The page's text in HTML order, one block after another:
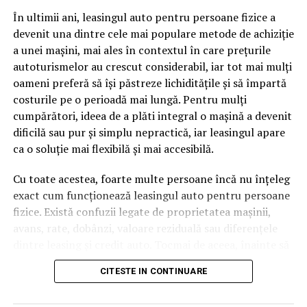
cuvinte tematice, scrise exact în limbajul în care se
caută.
Apoi vine partea de comportament. O pagină pe care
vizitatorii stau zece, cincisprezece minute ca să
urmărească replay-ul trimite un semnal greu de ignorat.
Google nu îți măsoară direct satisfacția, însă timpul
petrecut, scrollul și revenirile spun ceva despre cât de
util e materialul.
Și mai e ceva ce se uită ușor. Un webinar reușit atrage
linkuri aproape de la sine. Cineva îl menționează într-un
newsletter, altcineva îl citează într-un articol, un
partener îl trimite în comunitatea lui. Fiecare astfel de
tău, iar autoritatea e moneda forte în SEO.
În ultimii ani, leasingul auto pentru persoane fizice a
devenit una dintre cele mai populare metode de achiziție
a unei mașini, mai ales în contextul în care prețurile
autoturismelor au crescut considerabil, iar tot mai mulți
oameni preferă să își păstreze lichiditățile și să împartă
costurile pe o perioadă mai lungă. Pentru mulți
cumpărători, ideea de a plăti integral o mașină a devenit
dificilă sau pur și simplu nepractică, iar leasingul apare
ca o soluție mai flexibilă și mai accesibilă.
Cu toate acestea, foarte multe persoane încă nu înțeleg
exact cum funcționează leasingul auto pentru persoane
fizice. Există confuzii legate de proprietatea mașinii,
avans, rate, dobânzi, valoare reziduală sau diferențele
semnezi orice contract, este important să înțelegi clar
mecanismul acestui tip de finanțare și să știi la ce să fii
CITESTE IN CONTINUARE